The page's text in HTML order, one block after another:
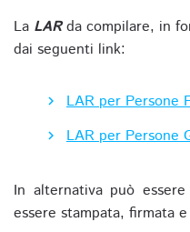
La LARda compilare, in
dai seguenti link:
LAR per Persone
LAR per Persone
In alternativa può
essere stampata, firmata